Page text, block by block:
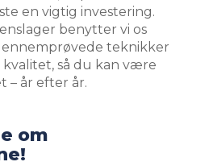
en vigtig investering.
benytter vi os
teknikker
kvalitet, så du kan være
– år efter år.
om